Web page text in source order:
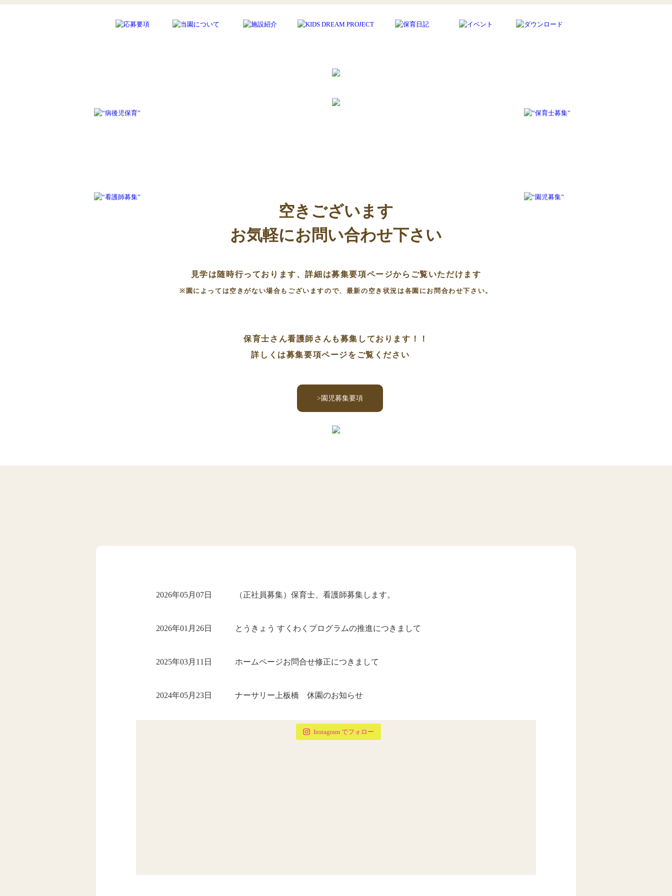
空きございます
お気軽にお問い合わせ下さい
見学は随時行っております、詳細は募集要項ページからご覧いただけます
※園によっては空きがない場合もございますので、最新の空き状況は各園にお問合わせ下さい。
保育士さん看護師さんも募集しております！！
詳しくは募集要項ページをご覧ください
>園児募集要項
2026年05月07日 （正社員募集）保育士、看護師募集します。
2026年01月26日 とうきょう すくわくプログラムの推進につきまして
2025年03月11日 ホームページお問合せ修正につきまして
2024年05月23日 ナーサリー上板橋 休園のお知らせ
Instagram でフォロー